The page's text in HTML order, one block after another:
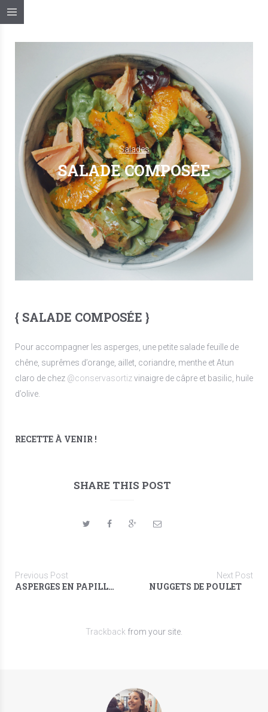
Salades
SALADE COMPOSÉE
{ SALADE COMPOSÉE }
Pour accompagner les asperges, une petite salade feuille de
chêne, suprêmes d’orange, aillet, coriandre, menthe et Atun
claro de chez @conservasortizvinaigre de câpre et basilic, huile
d’olive.
RECETTE À VENIR !
SHARE THIS POST
Previous Post
ASPERGES EN PAPILLOTE & ŒUF POCHÉ
Next Post
NUGGETS DE POULET
Trackback from your site.